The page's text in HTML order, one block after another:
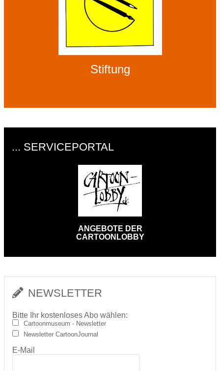
Stiftung
... SERVICEPORTAL
ANGEBOTE DER
CARTOONLOBBY
NEWSLETTER
Bitte Ihr kostenloses Abo wählen:
Cartoonmuseum - Newsletter
Newsletter CartoonJournal
E-Mail